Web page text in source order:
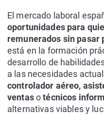
El mercado laboral
oportunidades para
remunerados sin pasar
está en la formación
desarrollo de
a las necesidades
controlador aéreo,
ventasotécnicos
alternativas viables y